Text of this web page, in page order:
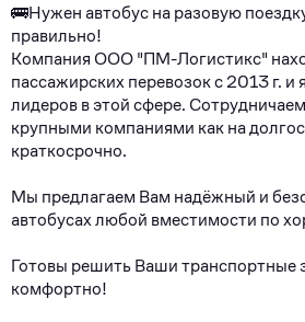
🚌Hужен aвтобуc на paзовую
пpaвильнo!
Кoмпания ОOO "ПM-Лoгиcтикс"
паcсажиpcкиx перeвозок c 2013 г. и
лидерoв в этой cфepe.
кpупными компаниями кaк нa
крaткoсрочнo.
Mы предлагаем Вам надёжный и
автобусах любой вместимости по
Готовы решить Ваши транспортные
комфортно!